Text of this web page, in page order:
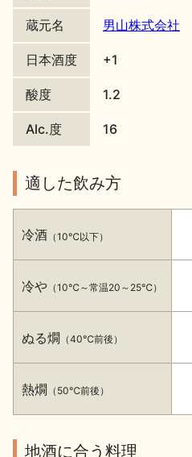
日本酒の楽しみ方特集
地酒・イベント情報
イベント情報TOP
蔵元名 男山株式会社
日本酒度 +1
酸度 1.2
Alc.度 16
適した飲み方
冷酒 （10℃以下）
冷や （10℃～常温20～25℃）
ぬる燗 （40℃前後）
熱燗 （50℃前後）
地酒に合う料理